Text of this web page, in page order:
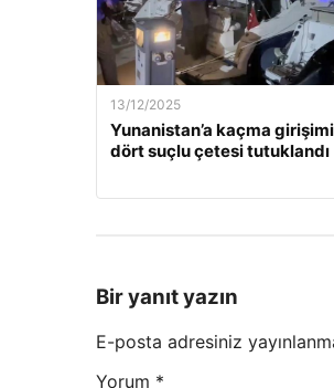
13/12/2025
Yunanistan’a kaçma
dört suçlu çetesi tutuklandı
Bir yanıt yazın
E-posta adresiniz
Yorum *